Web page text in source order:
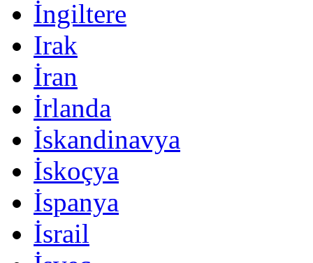
İngiltere
Irak
İran
İrlanda
İskandinavya
İskoçya
İspanya
İsrail